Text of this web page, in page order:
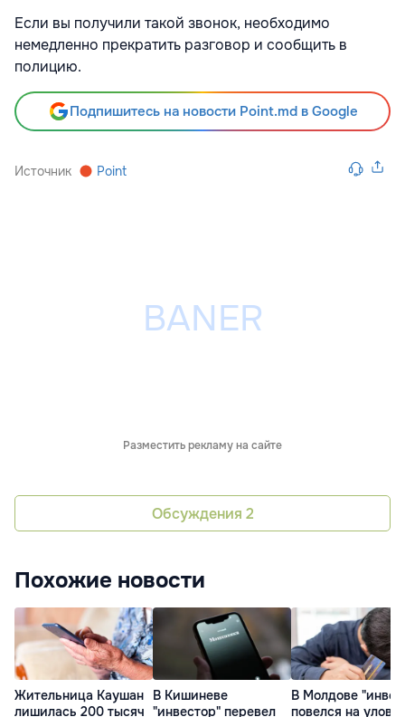
Если вы получили такой звонок, необходимо
немедленно прекратить разговор и сообщить в
полицию.
Подпишитесь на новости Point.md в Google
Источник Point
Разместить рекламу на сайте
Обсуждения 2
Похожие новости
Жительница Каушан
лишилась 200 тысяч
В Кишиневе
"инвестор" перевел
В Молдове
повелся на